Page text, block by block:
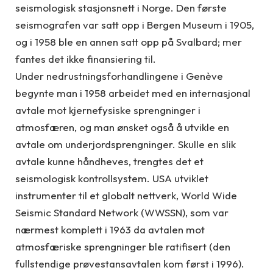
seismologisk stasjonsnett i Norge. Den første
seismografen var satt opp i Bergen Museum i 1905,
og i 1958 ble en annen satt opp på Svalbard; mer
fantes det ikke finansiering til.
Under nedrustningsforhandlingene i Genève
begynte man i 1958 arbeidet med en internasjonal
avtale mot kjernefysiske sprengninger i
atmosfæren, og man ønsket også å utvikle en
avtale om underjordsprengninger. Skulle en slik
avtale kunne håndheves, trengtes det et
seismologisk kontrollsystem. USA utviklet
instrumenter til et globalt nettverk, World Wide
Seismic Standard Network (WWSSN), som var
nærmest komplett i 1963 da avtalen mot
atmosfæriske sprengninger ble ratifisert (den
fullstendige prøvestansavtalen kom først i 1996).